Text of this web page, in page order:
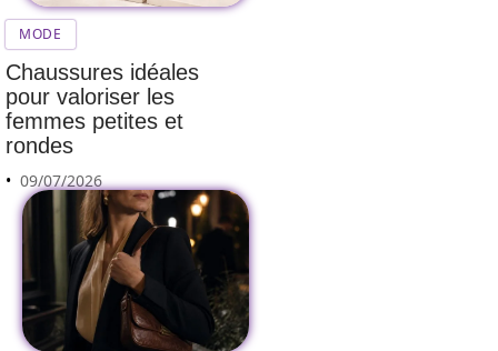
MODE
Chaussures idéales
pour valoriser les
femmes petites et
rondes
09/07/2026